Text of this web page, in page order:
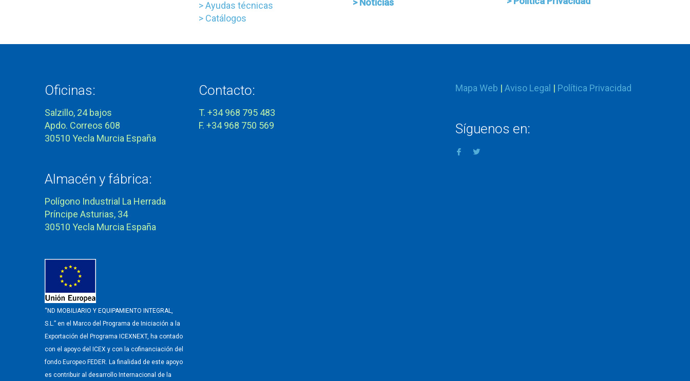
> Ayudas técnicas
> Catálogos
> Noticias
Oficinas:
Salzillo, 24 bajos
Apdo. Correos 608
30510 Yecla Murcia España
Almacén y fábrica:
Polígono Industrial La Herrada
Príncipe Asturias, 34
30510 Yecla Murcia España
“ND MOBILIARIO Y EQUIPAMIENTO INTEGRAL,
S.L.” en el Marco del Programa de Iniciación a la
Exportación del Programa ICEXNEXT, ha contado
con el apoyo del ICEX y con la cofinanciación del
fondo Europeo FEDER. La finalidad de este apoyo
es contribuir al desarrollo Internacional de la
Contacto:
T. +34 968 795 483
F. +34 968 750 569
Mapa Web | Aviso Legal | Política Privacidad
Síguenos en: